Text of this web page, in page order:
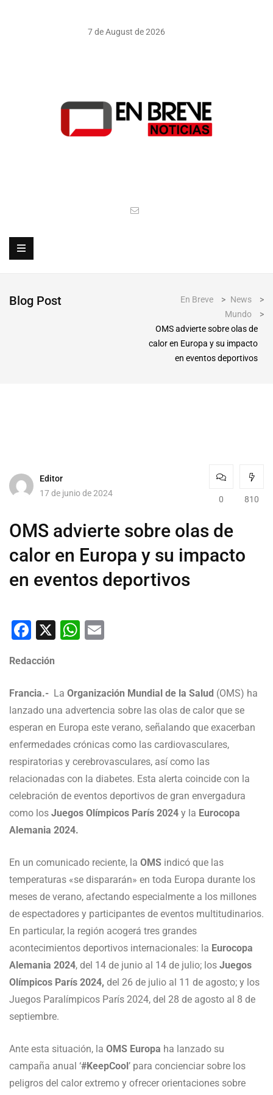
7 de August de 2026
Blog Post En Breve > News
>
Mundo
>
OMS advierte sobre olas de
calor en Europa y su impacto
en eventos deportivos
Editor
17 de junio de 2024
0 810
OMS advierte sobre olas de
calor en Europa y su impacto
en eventos deportivos
Facebook
X WhatsApp
Redacción
Francia.- La Organización Mundial de la Salud (OMS) ha
lanzado una advertencia sobre las olas de calor que se
esperan en Europa este verano, señalando que exacerban
enfermedades crónicas como las cardiovasculares,
respiratorias y cerebrovasculares, así como las
relacionadas con la diabetes. Esta alerta coincide con la
celebración de eventos deportivos de gran envergadura
como los Juegos Olímpicos París 2024 y la Eurocopa
Alemania 2024.
En un comunicado reciente, la OMS indicó que las
temperaturas «se dispararán» en toda Europa durante los
meses de verano, afectando especialmente a los millones
de espectadores y participantes de eventos multitudinarios.
En particular, la región acogerá tres grandes
acontecimientos deportivos internacionales: la Eurocopa
Alemania 2024, del 14 de junio al 14 de julio; los Juegos
Olímpicos París 2024, del 26 de julio al 11 de agosto; y los
Juegos Paralímpicos París 2024, del 28 de agosto al 8 de
septiembre.
Ante esta situación, la OMS Europa ha lanzado su
campaña anual ‘#KeepCool’ para concienciar sobre los
peligros del calor extremo y ofrecer orientaciones sobre